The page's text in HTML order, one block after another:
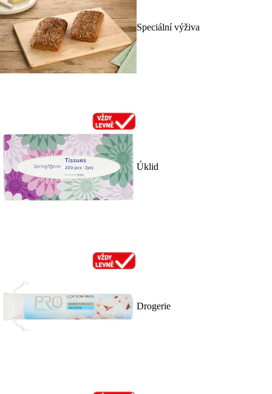
Speciální výživa
Úklid
Drogerie